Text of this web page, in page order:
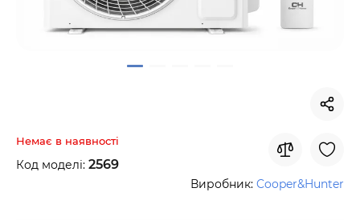
Немає в наявності
Код моделі: 2569
Виробник: Cooper&Hunter